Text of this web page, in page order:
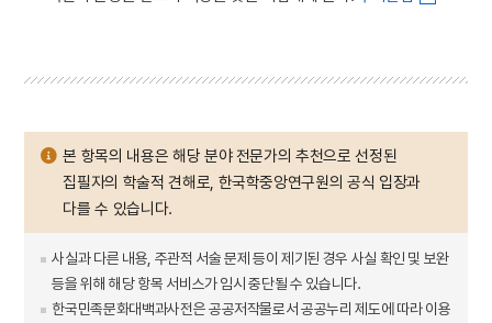
본 항목의 내용은 해당 분야 전문가의 추천으로 선정된
집필자의 학술적 견해로, 한국학중앙연구원의 공식 입장과
다를 수 있습니다.
사실과 다른 내용, 주관적 서술 문제 등이 제기된 경우 사실 확인 및 보완
등을 위해 해당 항목 서비스가 임시 중단될 수 있습니다.
한국민족문화대백과사전은 공공저작물로서 공공누리 제도에 따라 이용